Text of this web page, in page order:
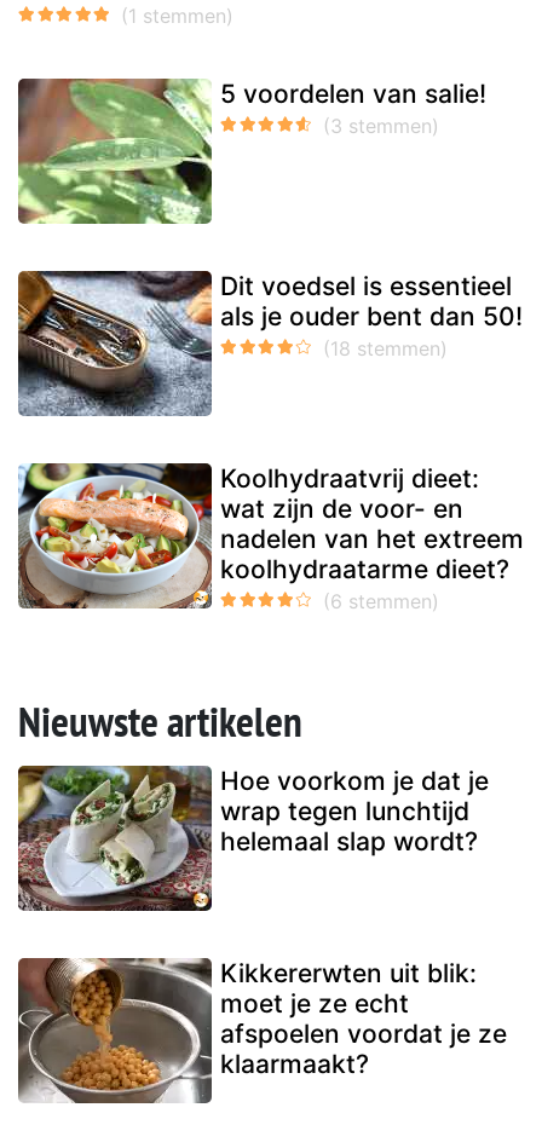
5 voordelen van salie!
Dit voedsel is essentieel
als je ouder bent dan 50!
Koolhydraatvrij dieet:
wat zijn de voor- en
nadelen van het extreem
koolhydraatarme dieet?
Nieuwste artikelen
Hoe voorkom je dat je
wrap tegen lunchtijd
helemaal slap wordt?
Kikkererwten uit blik:
moet je ze echt
afspoelen voordat je ze
klaarmaakt?